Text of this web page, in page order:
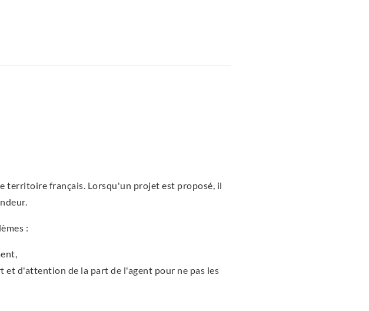
territoire français. Lorsqu'un projet est proposé, il
:
et d'attention de la part de l'agent pour ne pas les